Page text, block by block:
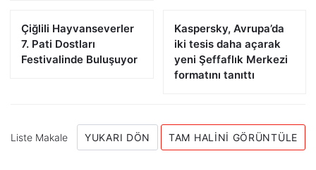
Çiğlili Hayvanseverler
7. Pati Dostları
Festivalinde Buluşuyor
Kaspersky, Avrupa’da
iki tesis daha açarak
yeni Şeffaflık Merkezi
formatını tanıttı
Liste Makale YUKARI DÖN TAM HALINI GÖRÜNTÜLE